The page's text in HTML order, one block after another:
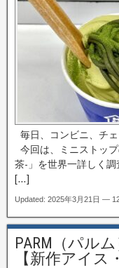
毎日、コンビニ、チ
今回は、ミニストッ
茶-」を世界一詳しく
[…]
Updated: 2025年3月21日 —
PARM（パル
【新作アイス